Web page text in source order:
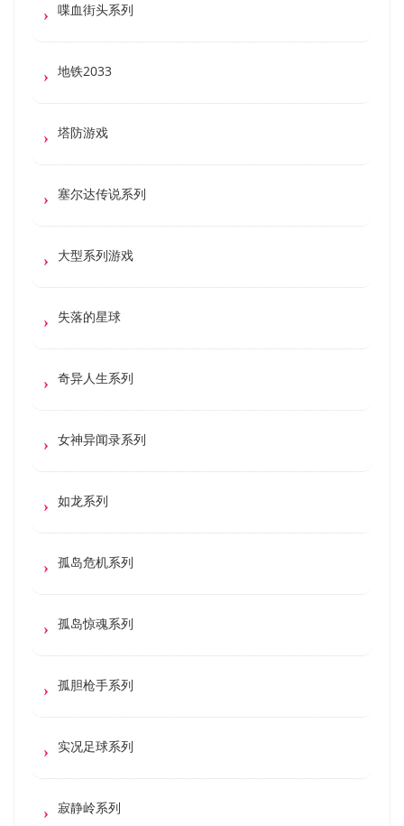
喋血街头系列
地铁2033
塔防游戏
塞尔达传说系列
大型系列游戏
失落的星球
奇异人生系列
女神异闻录系列
如龙系列
孤岛危机系列
孤岛惊魂系列
孤胆枪手系列
实况足球系列
寂静岭系列